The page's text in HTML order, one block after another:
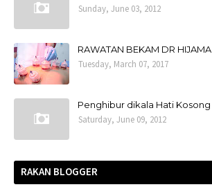
Sunday, June 03, 2012
RAWATAN BEKAM DR HIJAMA
Tuesday, March 07, 2017
Penghibur dikala Hati Kosong
Saturday, June 09, 2012
RAKAN BLOGGER